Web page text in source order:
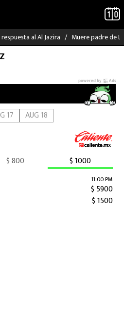
al Al Jazira Muere padre de